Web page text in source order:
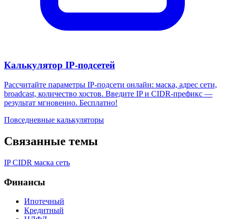
Калькулятор IP-подсетей
Рассчитайте параметры IP-подсети онлайн: маска, адрес сети,
broadcast, количество хостов. Введите IP и CIDR-префикс —
результат мгновенно. Бесплатно!
Повседневные калькуляторы
Связанные темы
IPCIDR маска сеть
Финансы
Ипотечный
Кредитный